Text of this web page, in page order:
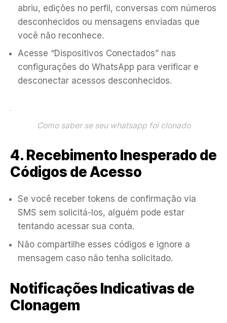
abriu, edições no perfil, conversas com números
desconhecidos ou mensagens enviadas que
você não reconhece.
Acesse “Dispositivos Conectados” nas
configurações do WhatsApp para verificar e
desconectar acessos desconhecidos.
Como saber se seu whatsapp foi clonado
4. Recebimento Inesperado de
Códigos de Acesso
Se você receber tokens de confirmação via
SMS sem solicitá-los, alguém pode estar
tentando acessar sua conta.
Não compartilhe esses códigos e ignore a
mensagem caso não tenha solicitado.
Notificações Indicativas de
Clonagem